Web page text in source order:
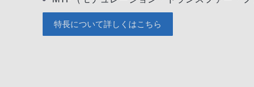
特長について詳しくはこちら